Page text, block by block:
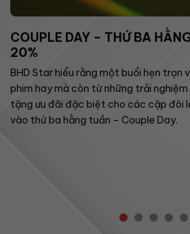
COUPLE DAY – THỨ BA
20%
BHD Star hiểu rằng một buổi hẹn trọn
phim hay mà còn từ những trải nghiệm
tặng ưu đãi đặc biệt cho các cặp đôi
vào thứ ba hằng tuần – Couple Day.